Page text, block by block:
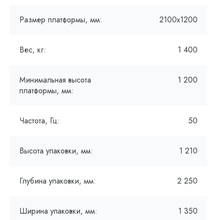
Размер платформы, мм: 2100х1200
Вес, кг: 1 400
Минимальная высота
платформы, мм:
1 200
Частота, Гц: 50
Высота упаковки, мм: 1 210
Глубина упаковки, мм: 2 250
Ширина упаковки, мм: 1 350